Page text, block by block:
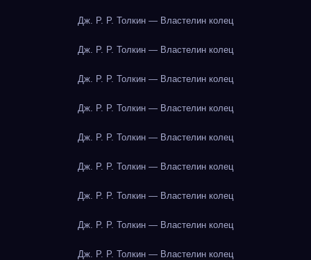
Дж. Р. Р. Толкин — Властелин колец
Дж. Р. Р. Толкин — Властелин колец
Дж. Р. Р. Толкин — Властелин колец
Дж. Р. Р. Толкин — Властелин колец
Дж. Р. Р. Толкин — Властелин колец
Дж. Р. Р. Толкин — Властелин колец
Дж. Р. Р. Толкин — Властелин колец
Дж. Р. Р. Толкин — Властелин колец
Дж. Р. Р. Толкин — Властелин колец